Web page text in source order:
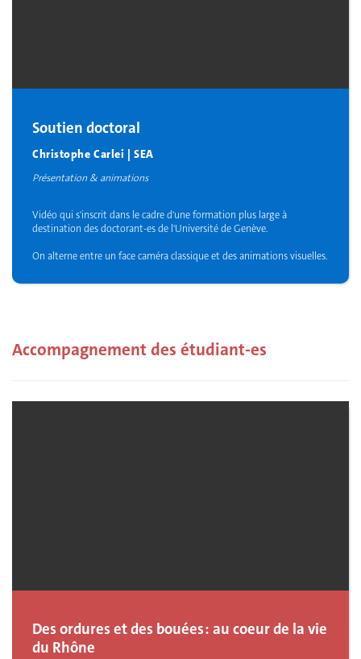
Soutien doctoral
Christophe Carlei | SEA
Présentation & animations
Vidéo qui s'inscrit dans le cadre d'une formation plus large à
destination des doctorant-es de l'Université de Genève.
On alterne entre un face caméra classique et des animations visuelles.
Accompagnement des étudiant-es
Des ordures et des bouées : au coeur de la vie
du Rhône